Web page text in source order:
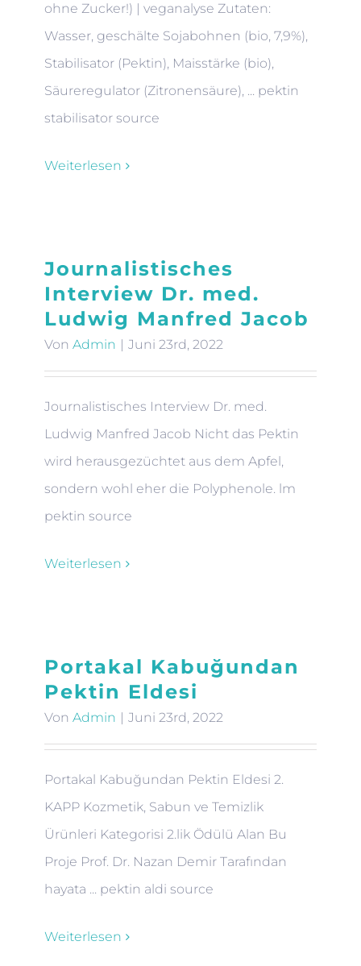
ohne Zucker!) | veganalyse Zutaten:
Wasser, geschälte Sojabohnen (bio, 7,9%),
Stabilisator (Pektin), Maisstärke (bio),
Säureregulator (Zitronensäure), ... pektin
stabilisator source
Weiterlesen
Journalistisches
Interview Dr. med.
Ludwig Manfred Jacob
Von Admin | Juni 23rd, 2022
Journalistisches Interview Dr. med.
Ludwig Manfred Jacob Nicht das Pektin
wird herausgezüchtet aus dem Apfel,
sondern wohl eher die Polyphenole. lm
pektin source
Weiterlesen
Portakal Kabuğundan
Pektin Eldesi
Von Admin | Juni 23rd, 2022
Portakal Kabuğundan Pektin Eldesi 2.
KAPP Kozmetik, Sabun ve Temizlik
Ürünleri Kategorisi 2.lik Ödülü Alan Bu
Proje Prof. Dr. Nazan Demir Tarafından
hayata ... pektin aldi source
Weiterlesen